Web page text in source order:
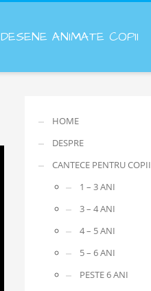
DESENE ANIMATE COPII
HOME
DESPRE
CANTECE PENTRU COPII
1 – 3 ANI
3 – 4 ANI
4 – 5 ANI
5 – 6 ANI
PESTE 6 ANI